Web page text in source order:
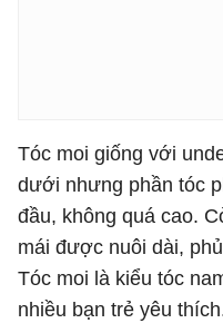
Tóc moi giống với
dưới nhưng phần tóc
đầu, không quá cao.
mái được nuôi dài,
Tóc moi là kiểu tóc
nhiều bạn trẻ yêu